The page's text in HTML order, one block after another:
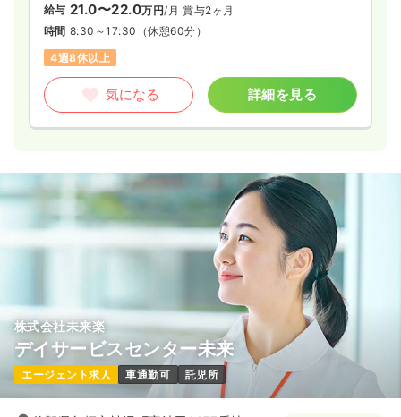
給与 21.0〜22.0万円/月 賞与2ヶ月
時間 8:30～17:30 （休憩60分）
4週8休以上
気になる 詳細を見る
株式会社未来楽
デイサービスセンター未来
エージェント求人 車通勤可 託児所